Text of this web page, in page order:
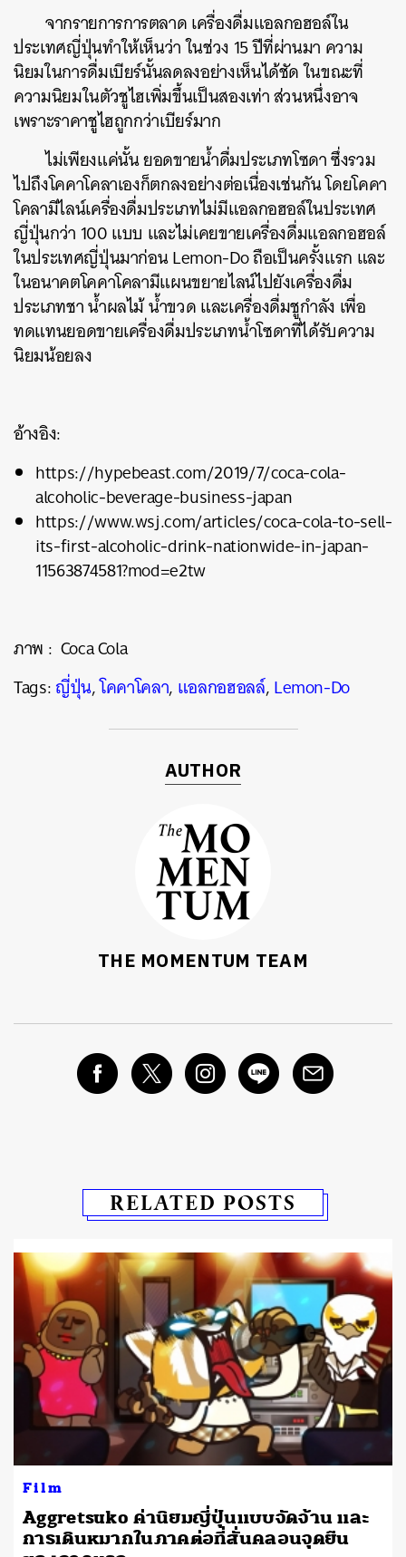
จากรายการการตลาด เครื่องดื่มแอลกอฮอล์ใน
ประเทศญี่ปุ่นทำให้เห็นว่า ในช่วง 15 ปีที่ผ่านมา ความ
นิยมในการดื่มเบียร์นั้นลดลงอย่างเห็นได้ชัด ในขณะที่
ความนิยมในตัวชูไฮเพิ่มขึ้นเป็นสองเท่า ส่วนหนึ่งอาจ
เพราะราคาชูไฮถูกกว่าเบียร์มาก
ไม่เพียงแค่นั้น ยอดขายน้ำดื่มประเภทโซดา ซึ่งรวม
ไปถึงโคคาโคลาเองก็ตกลงอย่างต่อเนื่องเช่นกัน โดยโคคา
โคลามีไลน์เครื่องดื่มประเภทไม่มีแอลกอฮอล์ในประเทศ
ญี่ปุ่นกว่า 100 แบบ และไม่เคยขายเครื่องดื่มแอลกอฮอล์
ในประเทศญี่ปุ่นมาก่อนLemon-Do ถือเป็นครั้งแรก และ
ในอนาคตโคคาโคลามีแผนขยายไลน์ไปยังเครื่องดื่ม
ประเภทชา น้ำผลไม้ น้ำขวด และเครื่องดื่มชูกำลัง เพื่อ
ทดแทนยอดขายเครื่องดื่มประเภทน้ำโซดาที่ได้รับความ
นิยมน้อยลง
อ้างอิง:
https://hypebeast.com/2019/7/coca-cola-
alcoholic-beverage-business-japan
https://www.wsj.com/articles/coca-cola-to-sell-
its-first-alcoholic-drink-nationwide-in-japan-
11563874581?mod=e2tw
ภาพ : Coca Cola
Tags:ญี่ปุ่น,โคคาโคลา, แอลกอฮอลล์,Lemon-Do
AUTHOR
THE MOMENTUM TEAM
RELATED POSTS
Film
Aggretsuko ค่านิยมญี่ปุ่นแบบจัดจ้าน และ
การเดินหมากในภาคต่อที่สั่นคลอนจุดยืน
ค้นหา
SHARE TWEET LINE EMAIL